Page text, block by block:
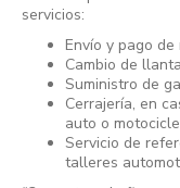
servicios:
Envío y pago
Cambio de
Suministro de
Cerrajería, en
auto o
Servicio de
talleres